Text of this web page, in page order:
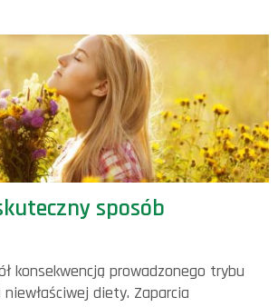
sposób
konsekwencją prowadzonego trybu
niewłaściwej diety. Zaparcia